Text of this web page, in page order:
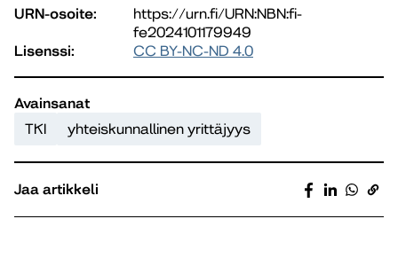
URN-osoite:
https://urn.fi/URN:NBN:fi-
fe2024101179949
Lisenssi:
CC BY-NC-ND 4.0
Avainsanat
TKI
yhteiskunnallinen yrittäjyys
Jaa artikkeli